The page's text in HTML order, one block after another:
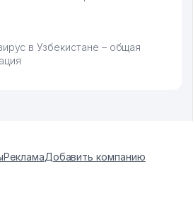
в Узбекистане – общая
РекламаДобавить компанию